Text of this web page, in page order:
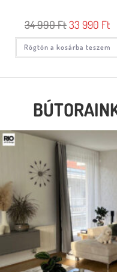
34 990Ft33 990 Ft
Rögtön a kosárba teszem